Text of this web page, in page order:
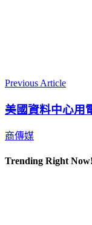
Previous Article
美國資料中心用
商傳媒
Trending Right Now!